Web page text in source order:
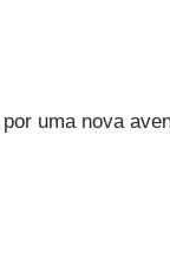
uma nova